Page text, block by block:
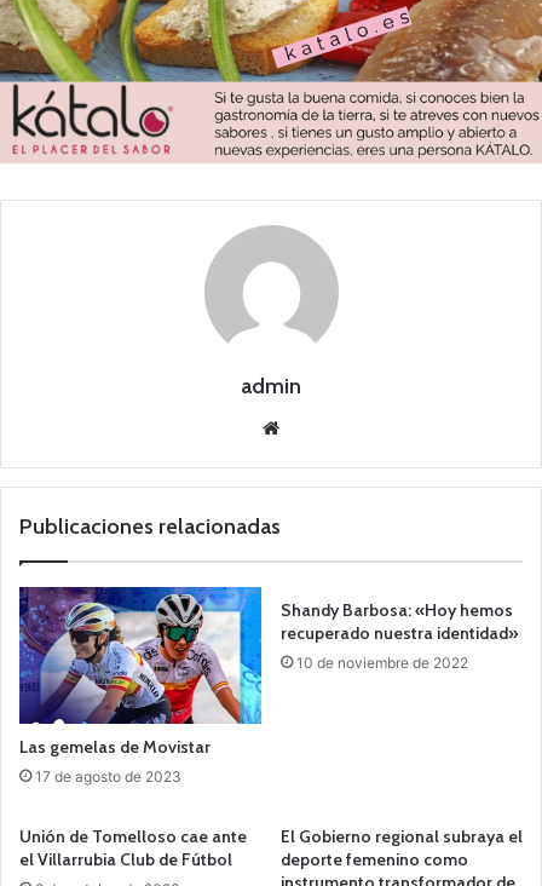
admin
we
Publicaciones relacionadas
Las gemelas de Movistar
17 de agosto de 2023
Shandy Barbosa: «Hoy hemos
recuperado nuestra identidad»
10 de noviembre de 2022
Unión de Tomelloso cae ante
el Villarrubia Club de Fútbol
El Gobierno regional subraya el
deporte femenino como